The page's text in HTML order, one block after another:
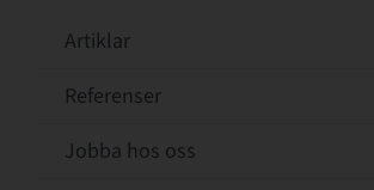
Artiklar
Referenser
Jobba hos oss